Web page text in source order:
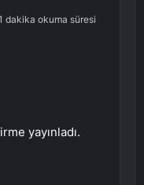
dakika okuma süresi
yayınladı.